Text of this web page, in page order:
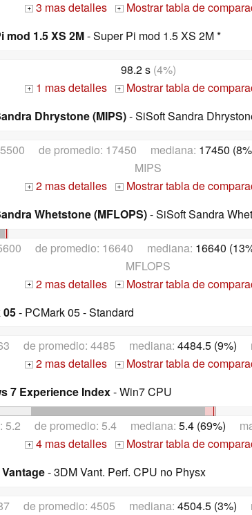
+ 3 mas detalles + Mostrar tabla de
mod 1.5 XS 2M- Super Pi mod 1.5 XS 2M *
98.2 s(4%)
+ 1 mas detalles + Mostrar tabla de
Dhrystone (MIPS)- SiSoft Sandra
de promedio: 17450 mediana: 17450
MIPS
+ 2 mas detalles + Mostrar tabla de
Whetstone (MFLOPS)- SiSoft Sandra
de promedio: 16640 mediana: 16640
MFLOPS
+ 2 mas detalles + Mostrar tabla de
05- PCMark 05 - Standard
de promedio: 4485 mediana: 4484.5 (9%)
+ 2 mas detalles + Mostrar tabla de
7 Experience Index- Win7 CPU
5.2 de promedio: 5.4 mediana: 5.4 (69%)
+ 4 mas detalles + Mostrar tabla de
- 3DM Vant. Perf. CPU no Physx
de promedio: 4505 mediana: 4504.5 (3%)